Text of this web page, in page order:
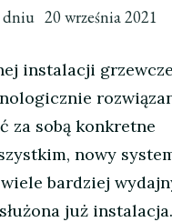
dniu 20 września 2021
instalacji
za sobą konkretne
nowy
bardziej
już instalacja.